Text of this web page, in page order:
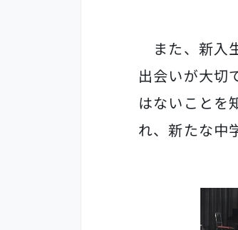
また、新入
出会いが大切
はないことを
れ、新たな中